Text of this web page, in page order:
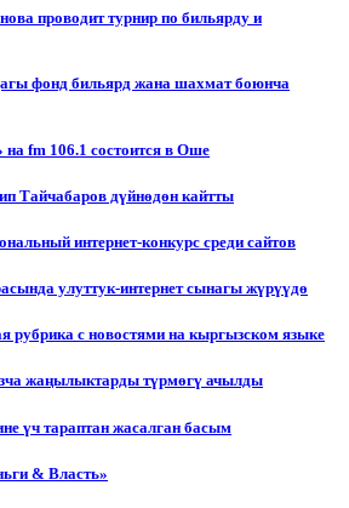
проводит турнир по бильярду и
фонд бильярд жана шахмат боюнча
fm 106.1 состоится в Оше
Тайчабаров дүйнөдөн кайтты
интернет-конкурс среди сайтов
улуттук-интернет сынагы жүрүүдө
рубрика с новостями на кыргызском языке
жаңылыктарды түрмөгү ачылды
үч тараптан жасалган басым
& Власть»